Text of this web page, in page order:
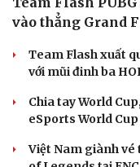
Văn hóa
Sân khấu - Điện ảnh
Văn học